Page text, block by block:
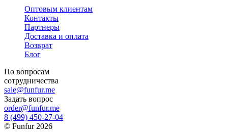
Оптовым клиентам
Контакты
Партнеры
Доставка и оплата
Возврат
Блог
По вопросам
сотрудничества
sale@funfur.me
Задать вопрос
order@funfur.me
8 (499) 450-27-04
© Funfur 2026